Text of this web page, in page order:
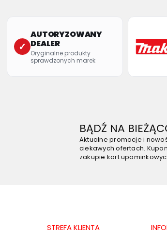
✓
AUTORYZOWANY
DEALER
Oryginalne produkty
sprawdzonych marek
BĄDŹ NA
Aktualne promocje i
ciekawych ofertach.
zakupie kart
STREFA KLIENTA